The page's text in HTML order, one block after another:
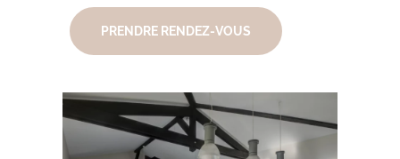
PRENDRE RENDEZ-VOUS